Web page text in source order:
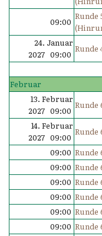
09:00
Runde
24. Januar
2027 09:00
Runde
Februar
13. Februar
2027 09:00
Runde
14. Februar
2027 09:00
Runde
09:00 Runde
09:00 Runde
09:00 Runde
09:00 Runde
09:00 Runde
09:00 Runde